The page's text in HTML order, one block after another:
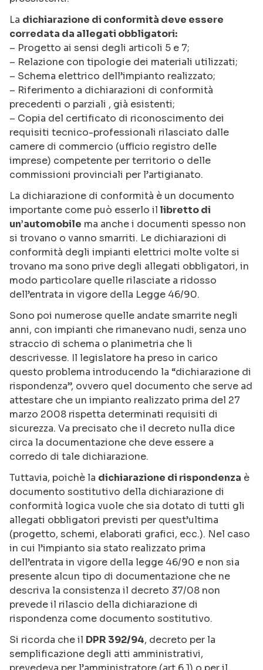
La dichiarazione di conformità deve essere
corredata da allegati obbligatori:
– Progetto ai sensi degli articoli 5 e 7;
– Relazione con tipologie dei materiali utilizzati;
– Schema elettrico dell’impianto realizzato;
– Riferimento a dichiarazioni di conformità
precedenti o parziali , già esistenti;
– Copia del certificato di riconoscimento dei
requisiti tecnico-professionali rilasciato dalle
camere di commercio (ufficio registro delle
imprese) competente per territorio o delle
commissioni provinciali per l’artigianato.
La dichiarazione di conformità è un documento
importante come può esserlo il libretto di
un’automobile ma anche i documenti spesso non
si trovano o vanno smarriti. Le dichiarazioni di
conformità degli impianti elettrici molte volte si
trovano ma sono prive degli allegati obbligatori, in
modo particolare quelle rilasciate a ridosso
dell’entrata in vigore della Legge 46/90.
Sono poi numerose quelle andate smarrite negli
anni, con impianti che rimanevano nudi, senza uno
straccio di schema o planimetria che li
descrivesse. Il legislatore ha preso in carico
questo problema introducendo la “dichiarazione di
rispondenza”, ovvero quel documento che serve ad
attestare che un impianto realizzato prima del 27
marzo 2008 rispetta determinati requisiti di
sicurezza. Va precisato che il decreto nulla dice
circa la documentazione che deve essere a
corredo di tale dichiarazione.
Tuttavia, poichè la dichiarazione di rispondenza è
documento sostitutivo della dichiarazione di
conformità logica vuole che sia dotato di tutti gli
allegati obbligatori previsti per quest’ultima
(progetto, schemi, elaborati grafici, ecc.). Nel caso
in cui l’impianto sia stato realizzato prima
dell’entrata in vigore della legge 46/90 e non sia
presente alcun tipo di documentazione che ne
descriva la consistenza il decreto 37/08 non
prevede il rilascio della dichiarazione di
rispondenza come documento sostitutivo.
Si ricorda che il DPR 392/94, decreto per la
semplificazione degli atti amministrativi,